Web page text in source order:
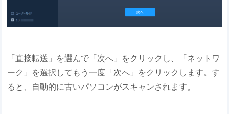
「直接転送」を選んで「次へ」をクリックし、「ネットワ
ーク」を選択してもう一度「次へ」をクリックします。す
ると、自動的に古いパソコンがスキャンされます。